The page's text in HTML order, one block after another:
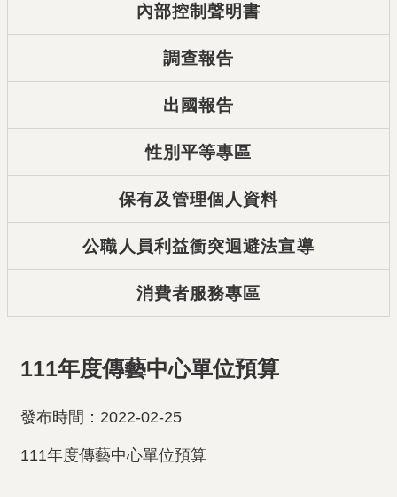
內部控制聲明書
調查報告
出國報告
性別平等專區
保有及管理個人資料
公職人員利益衝突迴避法宣導
消費者服務專區
111年度傳藝中心單位預算
發布時間：2022-02-25
111年度傳藝中心單位預算